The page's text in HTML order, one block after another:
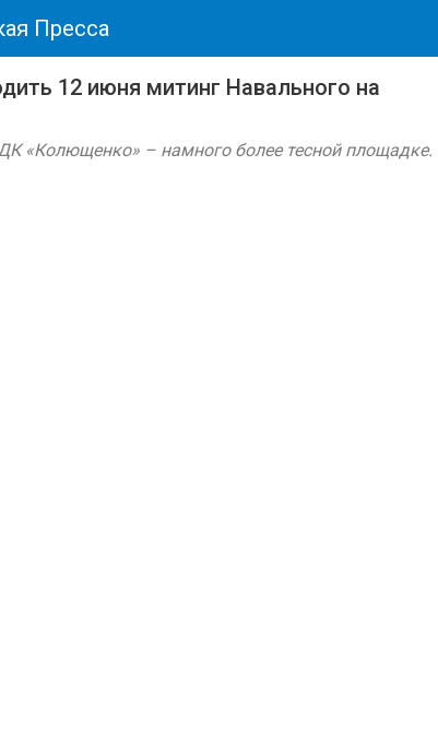
Пресса
12 июня митинг Навального на
«Колющенко» – намного более тесной площадке.